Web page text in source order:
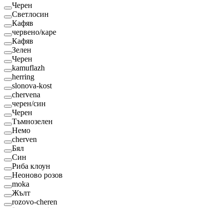
Черен
Светлосин
Кафяв
червено/каре
Кафяв
Зелен
Черен
kamuflazh
herring
slonova-kost
chervena
черен/син
Черен
Тъмнозелен
Немо
cherven
Бял
Син
Риба клоун
Неоново розов
moka
Жълт
rozovo-cheren